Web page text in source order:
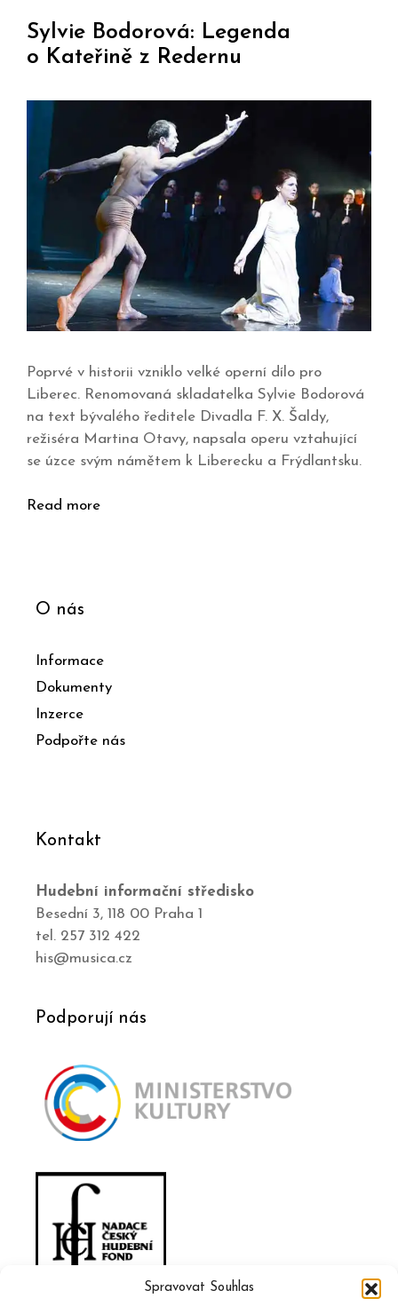
Spravovat Souhlas
Sylvie Bodorová: Legenda
o Kateřině z Redernu
Poprvé v historii vzniklo velké operní dílo pro
Liberec. Renomovaná skladatelka Sylvie Bodorová
na text bývalého ředitele Divadla F. X. Šaldy,
režiséra Martina Otavy, napsala operu vztahující
se úzce svým námětem k Liberecku a Frýdlantsku.
Read more
O nás
Informace
Dokumenty
Inzerce
Podpořte nás
Kontakt
Hudební informační středisko
Besední 3, 118 00 Praha 1
tel. 257 312 422
his@musica.cz
Podporují nás